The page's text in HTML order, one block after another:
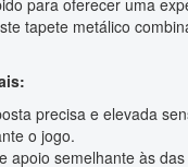
para oferecer uma
tapete metálico
precisa e elevada
o jogo.
apoio semelhante às